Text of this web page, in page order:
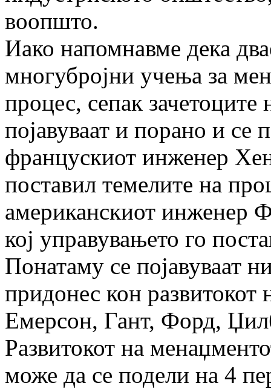
воопшто.
Иако напомнавме дека
многубројни учења за
процес, сепак
појавуваат и порано и се
францускиот инженер
поставил темелите на
американскиот инженер
кој управувањето го
Понатаму се појавуваат
придонес кон развитокот
Емерсон, Гант, Форд,
Развитокот на
може да се подели на 4